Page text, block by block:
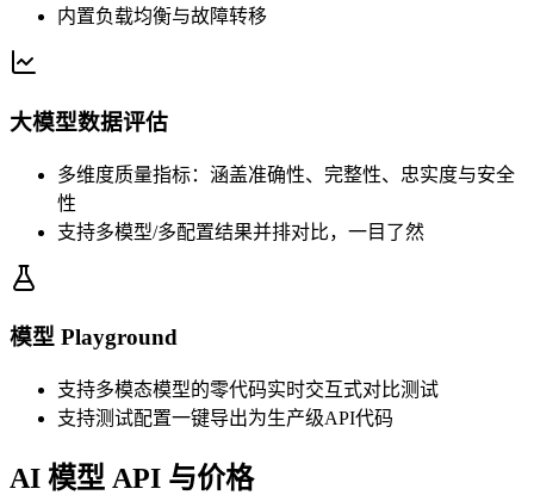
内置负载均衡与故障转移
大模型数据评估
多维度质量指标：涵盖准确性、完整性、忠实度与安全
性
支持多模型/多配置结果并排对比，一目了然
模型 Playground
支持多模态模型的零代码实时交互式对比测试
支持测试配置一键导出为生产级API代码
AI 模型 API 与价格